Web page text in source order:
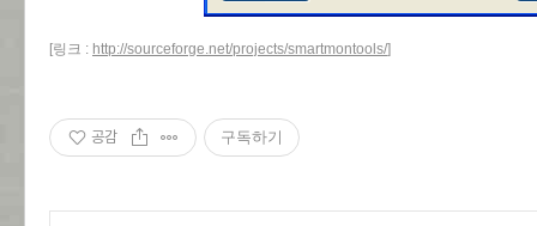
[링크 : http://sourceforge.net/projects/smartmontools/]
공감 구독하기